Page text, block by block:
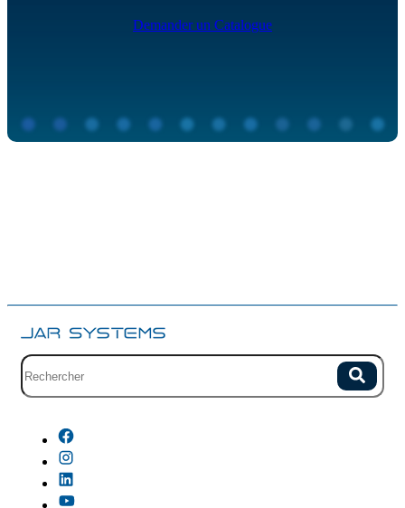
Demander un Catalogue
Champ de recherche avec suggestions.